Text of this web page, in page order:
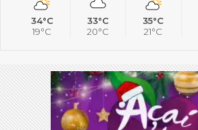
34°C
19°C
33°C
20°C
35°C
21°C